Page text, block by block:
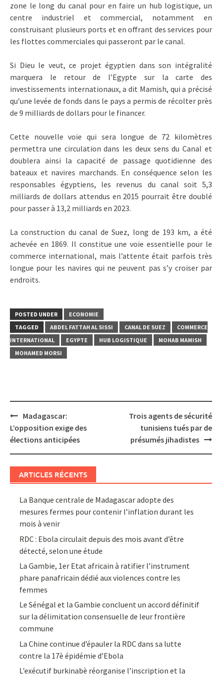
zone le long du canal pour en faire un hub logistique, un
centre industriel et commercial, notamment en
construisant plusieurs ports et en offrant des services pour
les flottes commerciales qui passeront par le canal.
Si Dieu le veut, ce projet égyptien dans son intégralité
marquera le retour de l’Egypte sur la carte des
investissements internationaux, a dit Mamish, qui a précisé
qu’une levée de fonds dans le pays a permis de récolter près
de 9 milliards de dollars pour le financer.
Cette nouvelle voie qui sera longue de 72 kilomètres
permettra une circulation dans les deux sens du Canal et
doublera ainsi la capacité de passage quotidienne des
bateaux et navires marchands. En conséquence selon les
responsables égyptiens, les revenus du canal soit 5,3
milliards de dollars attendus en 2015 pourrait être doublé
pour passer à 13,2 milliards en 2023.
La construction du canal de Suez, long de 193 km, a été
achevée en 1869. Il constitue une voie essentielle pour le
commerce international, mais l’attente était parfois très
longue pour les navires qui ne peuvent pas s’y croiser par
endroits.
POSTED UNDER
ECONOMIE
TAGGED
ABDEL FATTAH AL SISSI CANAL DE SUEZ
COMMERCE
INTERNATIONAL
EGYPTE HUB LOGISTIQUE
MOHAB MAMISH
MOHAMED MORSI
Post
navigation
Madagascar:
L’opposition exige des
élections anticipées
Trois agents de sécurité
tunisiens tués par de
présumés jihadistes
ARTICLES RÉCENTS
La Banque centrale de Madagascar adopte des
mesures fermes pour contenir l’inflation durant les
mois à venir
RDC : Ebola circulait depuis des mois avant d’être
détecté, selon une étude
La Gambie, 1er Etat africain à ratifier l’instrument
phare panafricain dédié aux violences contre les
femmes
Le Sénégal et la Gambie concluent un accord définitif
sur la délimitation consensuelle de leur frontière
commune
La Chine continue d’épauler la RDC dans sa lutte
contre la 17è épidémie d’Ebola
L’exécutif burkinabè réorganise l’inscription et la